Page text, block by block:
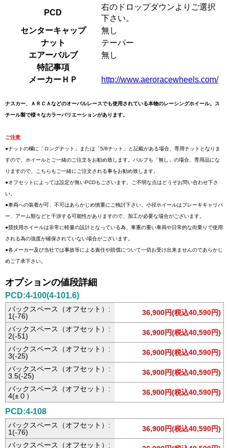
PCD
右のドロップダウンよりご選択
下さい。
センターキャップ
無し
ナット
テーパー
エアーバルブ
無し
特記事項
メーカーＨＰ
http://www.aeroracewheels.com/
ナスカー、ＡＲＣＡなどのオーバルレースでも使用されている本物のレーシングホイール。ス
チール製で様々なカラーバリエーションがあります。
ご注意
●ナットの欄に「ロングナット」または「5/8ナット」と記載がある場合、専用ナットとなりま
すので、ホイールとご一緒のご注文をお勧め致します。バルブも「無し」の場合、専用品にな
りますので、こちらもご一緒にご注文される事をお勧め致します。
●オフセットによっては設定が無いPCDもございます。ご不明な点はどうぞお問い合わせ下さ
い。
●車両への装着が可、不可はあらかじめ慎重にご検討下さい。小径ホイールはブレーキキャリパ
ー、アーム類などと干渉する可能性がありますので、加工が必要な場合がございます。
●競技用ホイールは非常に軽量の設計となっている為、車重の重い車両や日常的な街乗りで使用
される為の強度が確保されていない場合がございます。
●各メーカー及び当社では事故等による責任や賠償について一切お受け出来ませんのであらかじ
めご了承下さい。
オプションの値段詳細
PCD:4-100(4-101.6)
バックスペース（オフセット）:
1(-76)
36,900円(税込40,590円)
バックスペース（オフセット）:
2(-51)
36,900円(税込40,590円)
バックスペース（オフセット）:
3(-25)
36,900円(税込40,590円)
バックスペース（オフセット）:
3.5(-25)
36,900円(税込40,590円)
バックスペース（オフセット）:
4(±０）
36,900円(税込40,590円)
PCD:4-108
バックスペース（オフセット）:
1(-76)
36,900円(税込40,590円)
バックスペース（オフセット）: